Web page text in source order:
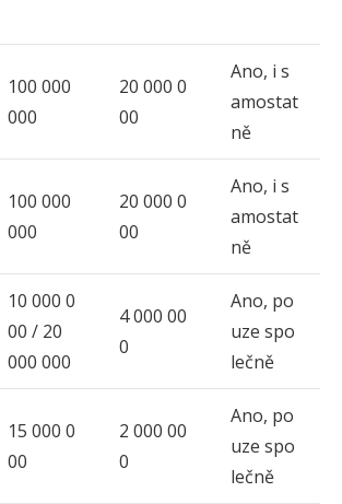
100 000
000
20 000 0
00
Ano, i s
amostat
ně
100 000
000
20 000 0
00
Ano, i s
amostat
ně
10 000 0
00 / 20
000 000
4 000 00
0
Ano, po
uze spo
lečně
15 000 0
00
2 000 00
0
Ano, po
uze spo
lečně